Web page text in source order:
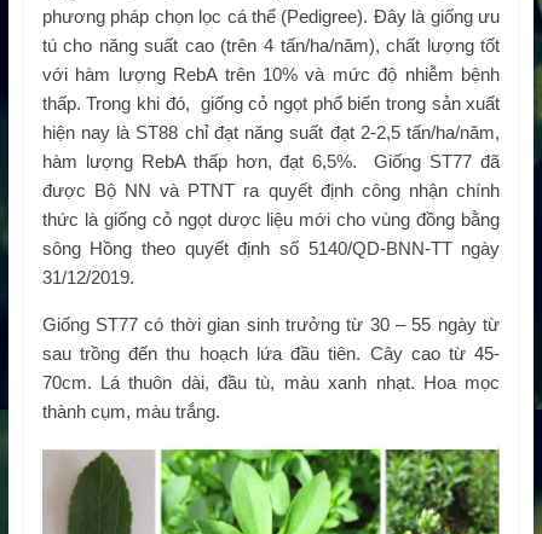
phương pháp chọn lọc cá thể (Pedigree). Đây là giống ưu
tú cho năng suất cao (trên 4 tấn/ha/năm), chất lượng tốt
với hàm lượng RebA trên 10% và mức độ nhiễm bệnh
thấp. Trong khi đó, giống cỏ ngọt phổ biến trong sản xuất
hiện nay là ST88 chỉ đạt năng suất đạt 2-2,5 tấn/ha/năm,
hàm lượng RebA thấp hơn, đạt 6,5%. Giống ST77 đã
được Bộ NN và PTNT ra quyết định công nhận chính
thức là giống cỏ ngọt dược liệu mới cho vùng đồng bằng
sông Hồng theo quyết định số 5140/QD-BNN-TT ngày
31/12/2019.
Giống ST77 có thời gian sinh trưởng từ 30 – 55 ngày từ
sau trồng đến thu hoạch lứa đầu tiên. Cây cao từ 45-
70cm. Lá thuôn dài, đầu tù, màu xanh nhạt. Hoa mọc
thành cụm, màu trắng.